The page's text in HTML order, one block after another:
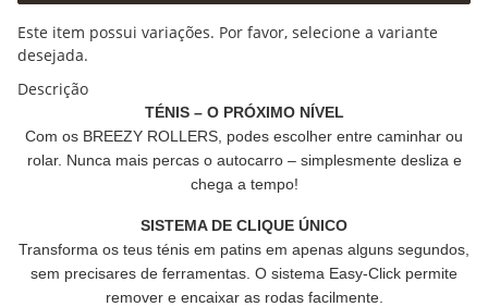
x
Este item possui variações. Por favor, selecione a variante
desejada.
Descrição
TÉNIS – O PRÓXIMO NÍVEL
Com os BREEZY ROLLERS, podes escolher entre caminhar ou
rolar. Nunca mais percas o autocarro – simplesmente desliza e
chega a tempo!
SISTEMA DE CLIQUE ÚNICO
Transforma os teus ténis em patins em apenas alguns segundos,
sem precisares de ferramentas. O sistema Easy-Click permite
remover e encaixar as rodas facilmente.